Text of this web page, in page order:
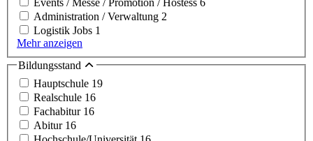
Events / Messe / Promotion / Hostess 6
Administration / Verwaltung 2
Logistik Jobs 1
Mehr anzeigen
Bildungsstand
Hauptschule 19
Realschule 16
Fachabitur 16
Abitur 16